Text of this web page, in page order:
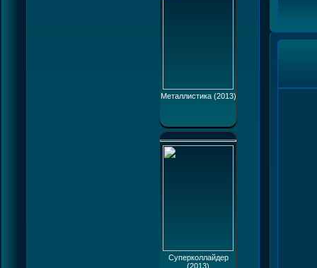
Металлистика (2013)
Суперколлайдер
(2013)